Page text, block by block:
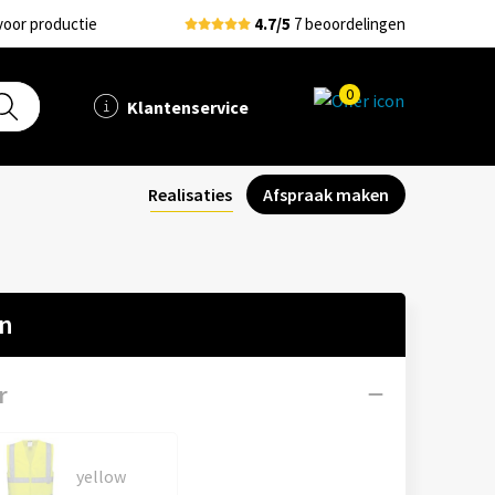
productie 4.7/5 7 beoordelingen
Klantenservice
0
Realisaties Afspraak maken
yellow